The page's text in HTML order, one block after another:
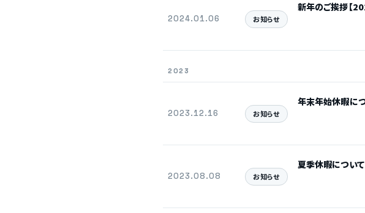
2024.01.06 お知らせ
新年のご挨拶【
2023
2023.12.16 お知らせ
年末年始休暇に
2023.08.08 お知らせ
夏季休暇について